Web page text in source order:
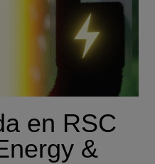
en RSC
&